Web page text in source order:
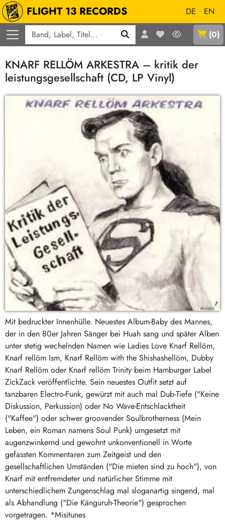
FLIGHT 13 RECORDS DE
EN
(0)
KNARF RELLÖM ARKESTRA – kritik der
leistungsgesellschaft (CD, LP Vinyl)
Mit bedruckter Innenhülle. Neuestes Album-Baby des Mannes,
der in den 80er Jahren Sänger bei Huah sang und später Alben
unter stetig wechelnden Namen wie Ladies Love Knarf Rellöm,
Knarf rellöm Ism, Knarf Rellöm with the Shishashellöm, Dubby
Knarf Rellöm oder Knarf rellöm Trinity beim Hamburger Label
ZickZack veröffentlichte. Sein neuestes Outfit setzt auf
tanzbaren Electro-Funk, gewürzt mit auch mal Dub-Tiefe ("Keine
Diskussion, Perkussion) oder No Wave-Entschlacktheit
("Kaffee") oder schwer groovender Soulbrotherness (Mein
Leben, ein Roman namens Soul Punk) umgesetzt mit
augenzwinkernd und gewohnt unkonventionell in Worte
gefassten Kommentaren zum Zeitgeist und den
gesellschaftlichen Umständen ("Die mieten sind zu hoch"), von
Knarf mit entfremdeter und natürlicher Stimme mit
unterschiedlichem Zungenschlag mal sloganartig singend, mal
als Abhandlung ("Die Känguruh-Theorie") gesprochen
vorgetragen. *Misitunes